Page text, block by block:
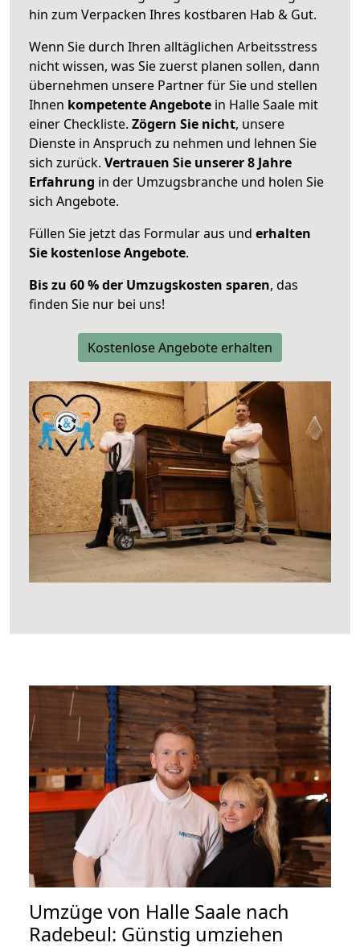
hin zum Verpacken Ihres kostbaren Hab & Gut.
Wenn Sie durch Ihren alltäglichen Arbeitsstress
nicht wissen, was Sie zuerst planen sollen, dann
übernehmen unsere Partner für Sie und stellen
Ihnen kompetente Angebote in Halle Saale mit
einer Checkliste. Zögern Sie nicht, unsere
Dienste in Anspruch zu nehmen und lehnen Sie
sich zurück. Vertrauen Sie unserer 8 Jahre
Erfahrung in der Umzugsbranche und holen Sie
sich Angebote.
Füllen Sie jetzt das Formular aus und erhalten
Sie kostenlose Angebote.
Bis zu 60 % der Umzugskosten sparen, das
finden Sie nur bei uns!
Kostenlose Angebote erhalten
Umzüge von Halle Saale nach
Radebeul: Günstig umziehen